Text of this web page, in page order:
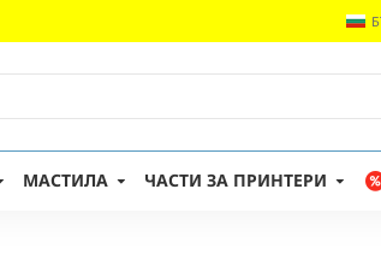
МАСТИЛА ЧАСТИ ЗА ПРИНТЕРИ